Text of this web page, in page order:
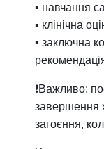
▪️ навчання
▪️ клінічна
▪️ заключна
❗Важливо:
завершення
загоєння,